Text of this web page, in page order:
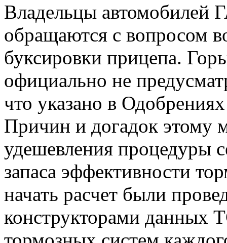
Владельцы автомобилей
обращаются с вопросом
буксировки прицепа.
официально не
что указано в
Причин и догадок этому
удешевления процедуры
запаса эффективности
начать расчет были
конструкторами данных